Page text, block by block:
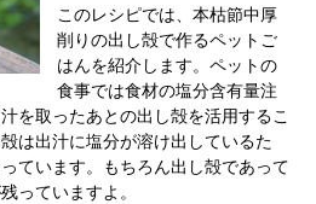
このレシピでは、本枯節中厚
削りの出し殻で作るペットご
はんを紹介します。ペットの
食事では食材の塩分含有量注
を取ったあとの出し殻を活用するこ
は出汁に塩分が溶け出しているた
ています。もちろん出し殻であって
っていますよ。